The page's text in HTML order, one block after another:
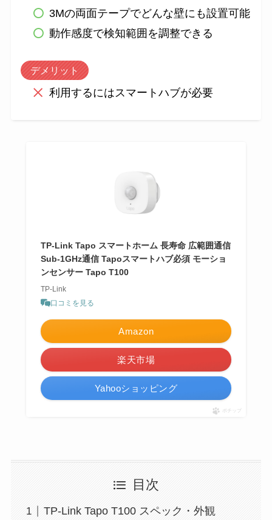
3Mの両面テープでどんな壁にも設置可能
動作感度で検知範囲を調整できる
デメリット
利用するにはスマートハブが必要
TP-Link Tapo スマートホーム 長寿命 広範囲通信
Sub-1GHz通信 Tapoスマートハブ必須 モーショ
ンセンサー Tapo T100
TP-Link
口コミを見る
Amazon
楽天市場
Yahooショッピング
ポチップ
目次
TP-Link Tapo T100 スペック・外観